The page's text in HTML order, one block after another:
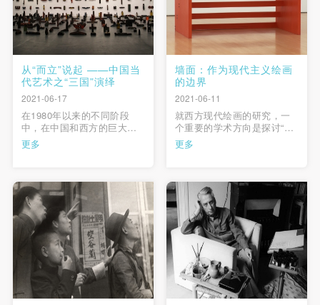
从“而立”说起 ——中国当
代艺术之“三国”演绎
2021-06-17
在1980年以来的不同阶段
中，在中国和西方的巨大差
距中，这些艺术翘楚总能“以
自己的血来焊接时代断裂的
者提供继续前进的道路，推
动中国当代艺术发展的进
程，直至逐渐拉平二者的差
距，让中国当代艺术在国际
艺坛占 …
更多
墙面：作为现代主义绘画
的边界
2021-06-11
就西方现代绘画的研究，一
个重要的学术方向是探讨“现
代主义绘画”的发展逻辑及其
艺术史叙事话语。在美国批
现代绘画逐渐分化，回归二
维平面，回归媒介，回归艺
术本体，走向纯粹的历史。
然而，如果现代主义绘画遵
从“自 …
更多
快捷登录 帐号密码登录
手机号码
发送验证码
手机号码将作为您的登录账号